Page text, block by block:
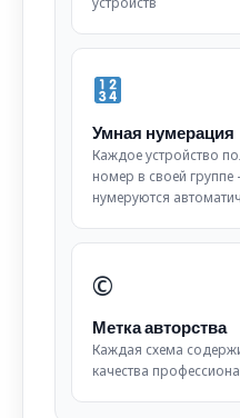
Умная нумерация
Каждое устройство
номер в своей
нумеруются
©
Метка авторства
Каждая схема
качества